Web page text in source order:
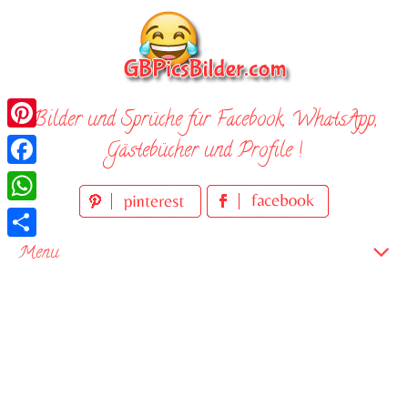
Bilder und Sprüche für Facebook, WhatsApp,
Gästebücher und Profile !
Menu
Pinterest
Facebook
WhatsApp
Teilen